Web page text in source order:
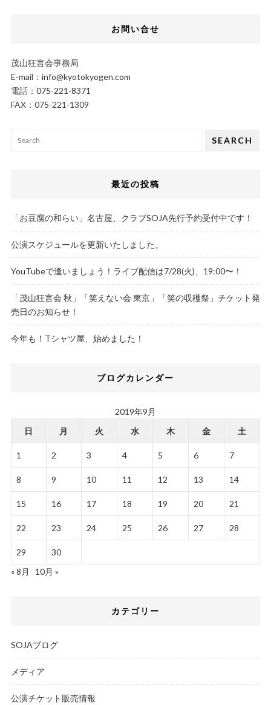
お問い合せ
茂山狂言会事務局
E-mail： info@kyotokyogen.com
電話： 075-221-8371
FAX：075-221-1309
SEARCH
最近の投稿
「お豆腐の和らい」名古屋、クラブSOJA先行予約受付中です！
公演スケジュールを更新いたしました。
YouTubeで逢いましょう！ライブ配信は7/28(火)、19:00〜！
「茂山狂言会 秋」「笑えない会 東京」「笑の収穫祭」チケット発
売日のお知らせ！
今年も！Tシャツ屋、始めました！
ブログカレンダー
2019年9月
日
月 火 水 木 金 土
1 2 3 4 5 6 7
8 9 10 11 12 13 14
15 16 17 18 19 20 21
22 23 24 25 26 27 28
29
30
« 8月
10月 »
カテゴリー
SOJAブログ
メディア
公演チケット販売情報